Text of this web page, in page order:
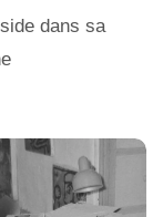
dans sa